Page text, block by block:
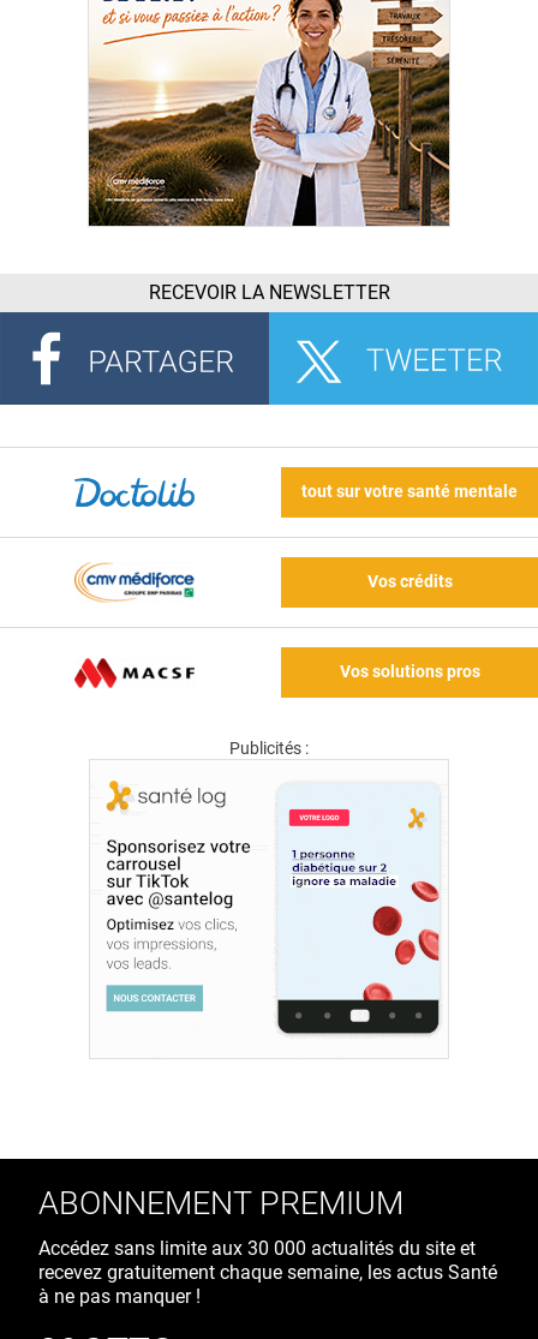
RECEVOIR LA NEWSLETTER
tout sur votre santé mentale
Vos crédits
Vos solutions pros
Publicités :
ABONNEMENT PREMIUM
Accédez sans limite aux 30 000 actualités du site et
recevez gratuitement chaque semaine, les actus Santé
à ne pas manquer !